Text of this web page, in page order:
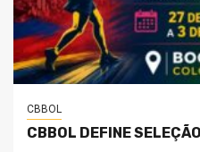
CBBOL
CBBOL DEFINE